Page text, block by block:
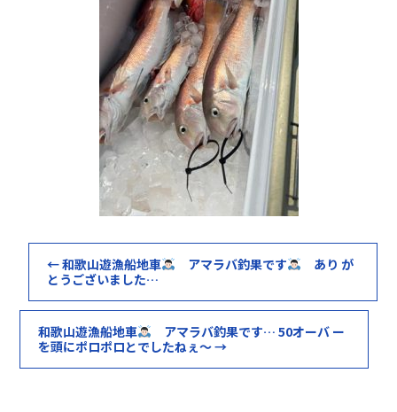
←和歌山遊漁船地車 アマラバ釣果です
あり が
とうございました…
和歌山遊漁船地車
アマラバ釣果です… 50オーバ ー
を頭にポロポロとでしたねぇ〜→